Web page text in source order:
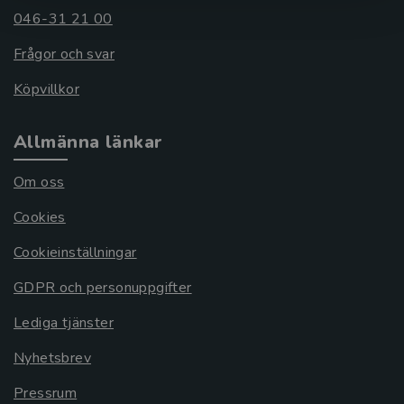
046-31 21 00
Frågor och svar
Köpvillkor
Allmänna länkar
Om oss
Cookies
Cookieinställningar
GDPR och personuppgifter
Lediga tjänster
Nyhetsbrev
Pressrum